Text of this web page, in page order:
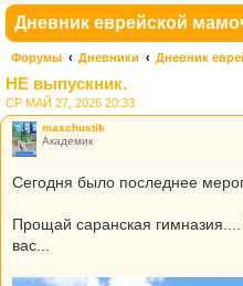
Дневник еврейской
Форумы Дневники Дневник
НЕ выпускник.
СР МАЙ 27, 2026 20:33
maschustik
Академик
Сегодня было последнее
Прощай саранская
вас...